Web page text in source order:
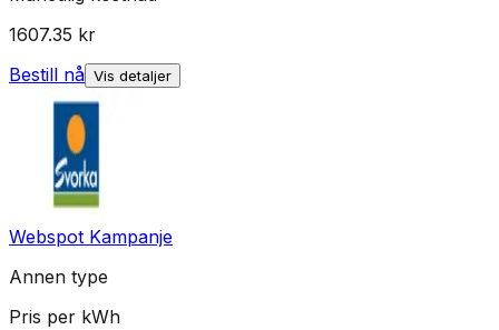
1607.35 kr
Bestill nå Vis detaljer
Webspot Kampanje
Annen type
Pris per kWh